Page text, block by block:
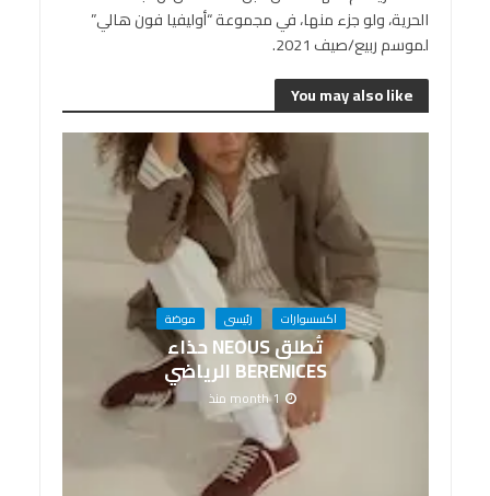
الحرية، ولو جزء منها، في مجموعة “أوليفيا فون هالي”
لموسم ربيع/صيف 2021.
You may also like
اكسسوارات رئيسى موضة
تُطلق NEOUS حذاء
BERENICES الرياضي
1 month منذ